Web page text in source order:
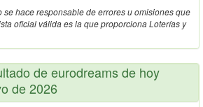
se hace responsable de errores u omisiones que
oficial válida es la que proporciona Loterías y
de eurodreams de hoy
de 2026